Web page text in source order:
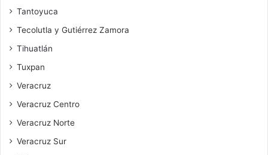
Tantoyuca
Tecolutla y Gutiérrez Zamora
Tihuatlán
Tuxpan
Veracruz
Veracruz Centro
Veracruz Norte
Veracruz Sur